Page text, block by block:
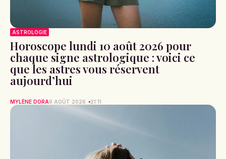
ASTROLOGIE
Horoscope lundi 10 août 2026 pour
chaque signe astrologique : voici ce
que les astres vous réservent
aujourd’hui
MYLÈNE DORA9 AOÛT 2026 21:11